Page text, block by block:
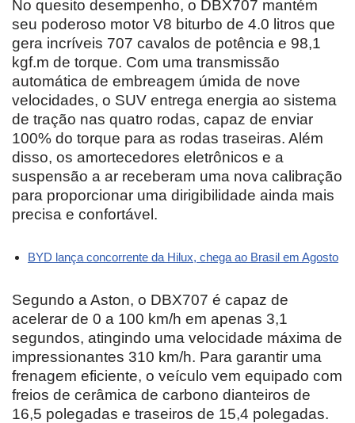
No quesito desempenho, o DBX707 mantém
seu poderoso motor V8 biturbo de 4.0 litros que
gera incríveis 707 cavalos de potência e 98,1
kgf.m de torque. Com uma transmissão
automática de embreagem úmida de nove
velocidades, o SUV entrega energia ao sistema
de tração nas quatro rodas, capaz de enviar
100% do torque para as rodas traseiras. Além
disso, os amortecedores eletrônicos e a
suspensão a ar receberam uma nova calibração
para proporcionar uma dirigibilidade ainda mais
precisa e confortável.
BYD lança concorrente da Hilux, chega ao Brasil em Agosto
Segundo a Aston, o DBX707 é capaz de
acelerar de 0 a 100 km/h em apenas 3,1
segundos, atingindo uma velocidade máxima de
impressionantes 310 km/h. Para garantir uma
frenagem eficiente, o veículo vem equipado com
freios de cerâmica de carbono dianteiros de
16,5 polegadas e traseiros de 15,4 polegadas.